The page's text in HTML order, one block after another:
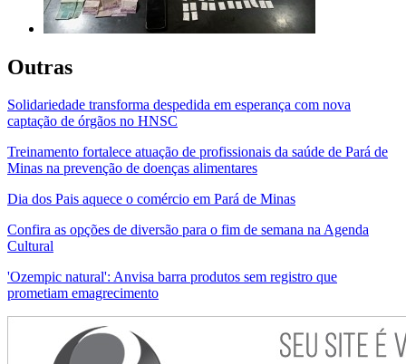
Outras
Solidariedade transforma despedida em esperança com nova
captação de órgãos no HNSC
Treinamento fortalece atuação de profissionais da saúde de Pará de
Minas na prevenção de doenças alimentares
Dia dos Pais aquece o comércio em Pará de Minas
Confira as opções de diversão para o fim de semana na Agenda
Cultural
'Ozempic natural': Anvisa barra produtos sem registro que
prometiam emagrecimento